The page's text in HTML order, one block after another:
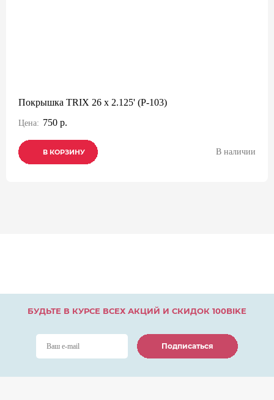
Покрышка TRIX 26 x 2.125' (P-103)
Цена: 750 р.
В КОРЗИНУ
В КОРЗИНУ
В КОРЗИНУ В наличии
БУДЬТЕ В КУРСЕ ВСЕХ АКЦИЙ И СКИДОК 100BIKE
Подписаться
Подписаться
Подписаться